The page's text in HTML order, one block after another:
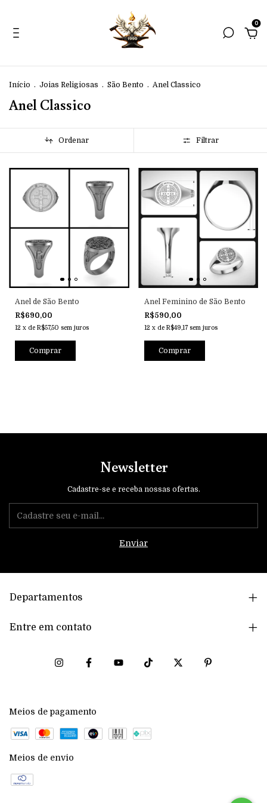
0
Início . Joias Religiosas . São Bento . Anel Classico
Anel Classico
Ordenar Filtrar
Anel de São Bento
R$690,00
12 x de R$57,50 sem juros
Comprar
Anel Feminino de São Bento
R$590,00
12 x de R$49,17 sem juros
Comprar
Newsletter
Cadastre-se e receba nossas ofertas.
Departamentos
Entre em contato
Meios de pagamento
Meios de envio